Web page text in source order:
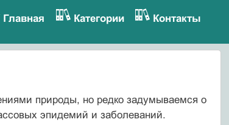
Главная Категории Контакты
природы, но редко задумываемся о
эпидемий и заболеваний.